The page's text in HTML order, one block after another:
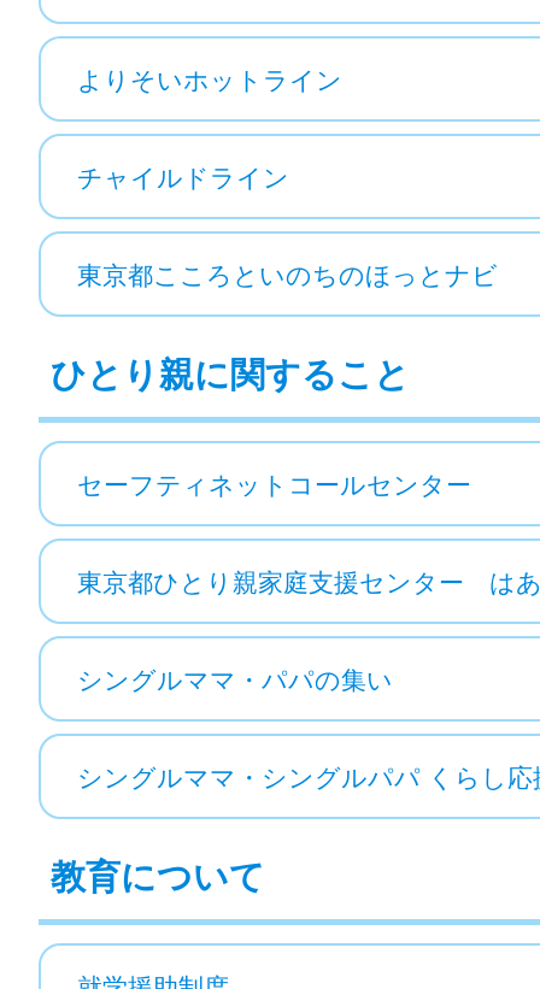
よりそいホットライン
チャイルドライン
東京都こころといのちのほっとナビ
ひとり親に関すること
セーフティネットコールセンター
東京都ひとり親家庭支援センター は
シングルママ・パパの集い
シングルママ・シングルパパ くらし応
教育について